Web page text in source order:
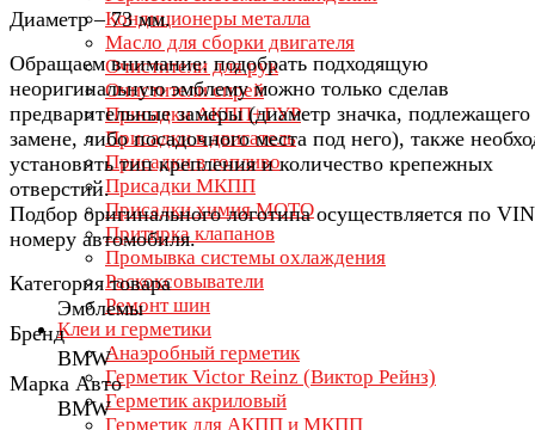
Кондиционеры металла
Масло для сборки двигателя
Очистители для рук
Очистители спрей
Присадки АКПП+ГУР
Присадки в двигатель
Присадки в топливо
Присадки МКПП
Присадки химия МОТО
Притирка клапанов
Промывка системы охлаждения
Раскоксовыватели
Ремонт шин
Клеи и герметики
Анаэробный герметик
Герметик Victor Reinz (Виктор Рейнз)
Герметик акриловый
Герметик для АКПП и МКПП
Диаметр – 73 мм.
Обращаем внимание: подобрать подходящую
неоригинальную эмблему можно только сделав
предварительные замеры (диаметр значка, подлежащего
замене, либо посадочного места под него), также
установить тип крепления и количество крепежных
отверстий.
Подбор оригинального логотипа осуществляется по
номеру автомобиля.
Категория товара
Эмблемы
Бренд
ВМW
Марка Авто
ВМW